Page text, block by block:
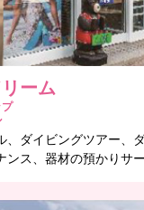
ーム
、ダイビングツアー、
ス、器材の預かりサー